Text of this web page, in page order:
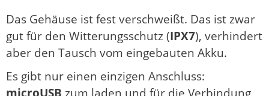
Das Gehäuse ist fest verschweißt. Das ist zwar
gut für den Witterungsschutz (IPX7), verhindert
aber den Tausch vom eingebauten Akku.
Es gibt nur einen einzigen Anschluss: